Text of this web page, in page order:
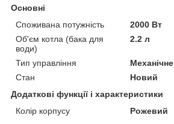
Основні
Споживана потужність
2000 Вт
Об'єм котла (бака для
води)
2.2 л
Тип управління
Механічне
Стан
Новий
Додаткові функції і характеристики
Колір корпусу
Рожевий